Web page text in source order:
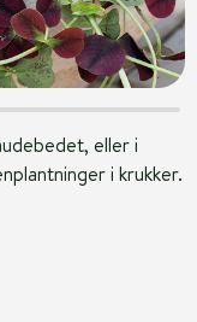
eller i
i krukker.